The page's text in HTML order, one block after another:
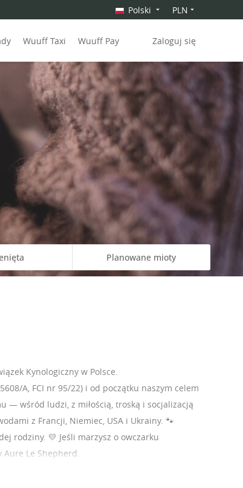
Polski PLN
Wuuff Taxi Wuuff Pay Zaloguj się
Planowane mioty
Kynologiczny w Polsce.
A, FCI nr 95/22) i od początku naszym celem
— wśród ludzi, z miłością, troską i socjalizacją
z Francji, Niemiec, USA i Ukrainy. 🐾
rodziny. 💛 Jeśli marzysz o owczarku
Le Shepherd.